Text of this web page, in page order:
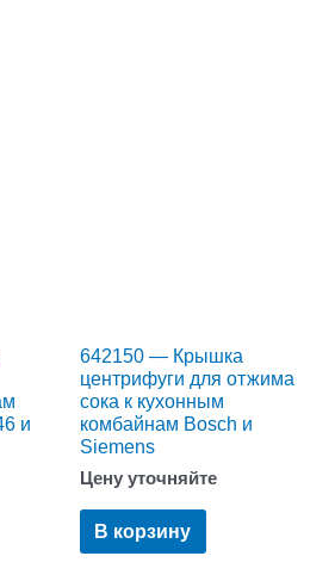
и
642150 — Крышка
центрифуги для отжима
сока к кухонным
комбайнам Bosch и
Siemens
Цену уточняйте
В корзину